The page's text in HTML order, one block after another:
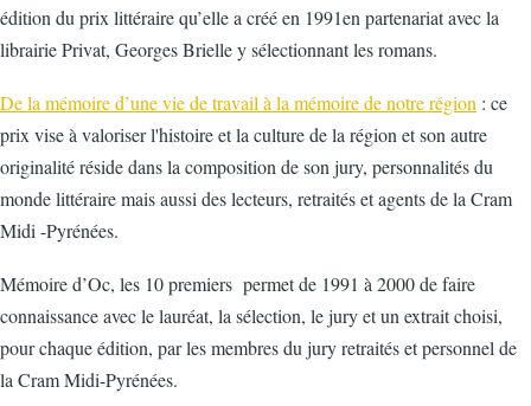
édition du prix littéraire qu’elle a créé en 1991en partenariat avec la
librairie Privat, Georges Brielle y sélectionnant les romans.
De la mémoire d’une vie de travail à la mémoire de notre région : ce
prix vise à valoriser l'histoire et la culture de la région et son autre
originalité réside dans la composition de son jury, personnalités du
monde littéraire mais aussi des lecteurs, retraités et agents de la Cram
Midi -Pyrénées.
Mémoire d’Oc, les 10 premiers permet de 1991 à 2000 de faire
connaissance avec le lauréat, la sélection, le jury et un extrait choisi,
pour chaque édition, par les membres du jury retraités et personnel de
la Cram Midi-Pyrénées.